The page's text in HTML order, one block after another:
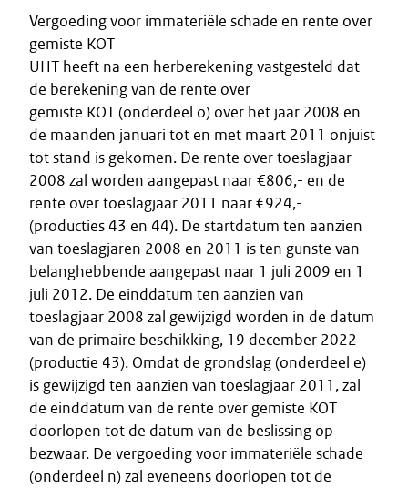
Vergoeding voor immateriële schade en rente over
gemiste KOT
UHT heeft na een herberekening vastgesteld dat
de berekening van de rente over
gemiste KOT (onderdeel o) over het jaar 2008 en
de maanden januari tot en met maart 2011 onjuist
tot stand is gekomen. De rente over toeslagjaar
2008 zal worden aangepast naar €806,- en de
rente over toeslagjaar 2011 naar €924,-
(producties 43 en 44). De startdatum ten aanzien
van toeslagjaren 2008 en 2011 is ten gunste van
belanghebbende aangepast naar 1 juli 2009 en 1
juli 2012. De einddatum ten aanzien van
toeslagjaar 2008 zal gewijzigd worden in de datum
van de primaire beschikking, 19 december 2022
(productie 43). Omdat de grondslag (onderdeel e)
is gewijzigd ten aanzien van toeslagjaar 2011, zal
de einddatum van de rente over gemiste KOT
doorlopen tot de datum van de beslissing op
bezwaar. De vergoeding voor immateriële schade
(onderdeel n) zal eveneens doorlopen tot de